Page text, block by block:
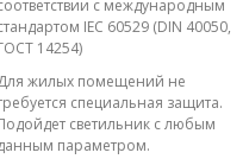
с международным
IEC 60529 (DIN 40050,
14254)
жилых помещений не
специальная защита.
светильник с любым
параметром.